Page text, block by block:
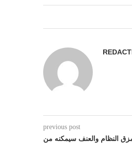
previous post
النظام والعنف سيمكنه من